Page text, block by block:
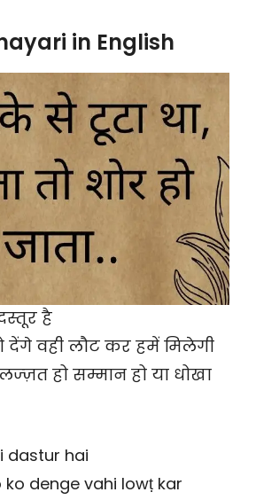
in English
है
देंगे वही लौट कर हमें मिलेगी
लज्ज़त हो सम्मान हो या धोखा
dastur hai
denge vahi lowṭ kar